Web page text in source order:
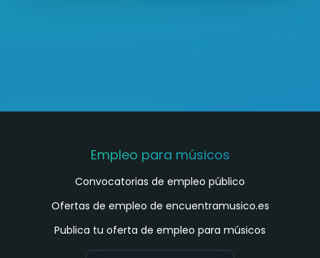
Empleo para músicos
Convocatorias de empleo público
Ofertas de empleo de encuentramusico.es
Publica tu oferta de empleo para músicos